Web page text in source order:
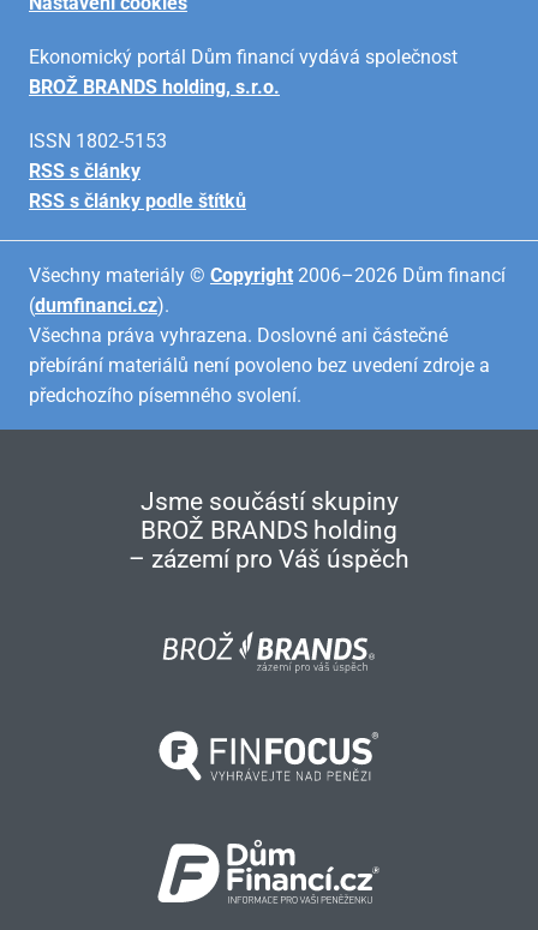
Ekonomický portál Dům financí vydává společnost
BROŽ BRANDS holding, s.r.o.
ISSN 1802-5153
RSS s články
RSS s články podle štítků
Všechny materiály © Copyright 2006–2026 Dům financí
(dumfinanci.cz).
Všechna práva vyhrazena. Doslovné ani částečné
přebírání materiálů není povoleno bez uvedení zdroje a
předchozího písemného svolení.
Jsme součástí skupiny
BROŽ BRANDS holding
– zázemí pro Váš úspěch